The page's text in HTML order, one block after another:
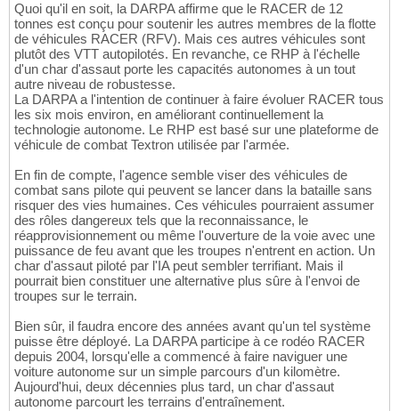
Quoi qu'il en soit, la DARPA affirme que le RACER de 12
tonnes est conçu pour soutenir les autres membres de la flotte
de véhicules RACER (RFV). Mais ces autres véhicules sont
plutôt des VTT autopilotés. En revanche, ce RHP à l'échelle
d'un char d'assaut porte les capacités autonomes à un tout
autre niveau de robustesse.
La DARPA a l'intention de continuer à faire évoluer RACER tous
les six mois environ, en améliorant continuellement la
technologie autonome. Le RHP est basé sur une plateforme de
véhicule de combat Textron utilisée par l'armée.
En fin de compte, l'agence semble viser des véhicules de
combat sans pilote qui peuvent se lancer dans la bataille sans
risquer des vies humaines. Ces véhicules pourraient assumer
des rôles dangereux tels que la reconnaissance, le
réapprovisionnement ou même l'ouverture de la voie avec une
puissance de feu avant que les troupes n'entrent en action. Un
char d'assaut piloté par l'IA peut sembler terrifiant. Mais il
pourrait bien constituer une alternative plus sûre à l'envoi de
troupes sur le terrain.
Bien sûr, il faudra encore des années avant qu'un tel système
puisse être déployé. La DARPA participe à ce rodéo RACER
depuis 2004, lorsqu'elle a commencé à faire naviguer une
voiture autonome sur un simple parcours d'un kilomètre.
Aujourd'hui, deux décennies plus tard, un char d'assaut
autonome parcourt les terrains d'entraînement.